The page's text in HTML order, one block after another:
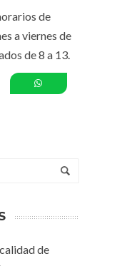
de
a viernes de
de 8 a 13.
de